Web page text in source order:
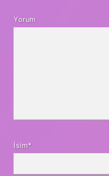
Yorum
İsim*